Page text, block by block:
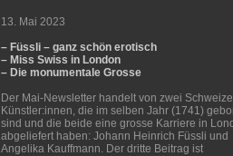
13. Mai 2023
– Füssli – ganz schön erotisch
– Miss Swiss in London
– Die monumentale Grosse
Der Mai-Newsletter handelt von zwei
Künstler:innen, die im selben Jahr (1741)
sind und die beide eine grosse Karriere in
abgeliefert haben: Johann Heinrich Füssli und
Angelika Kauffmann. Der dritte Beitrag ist